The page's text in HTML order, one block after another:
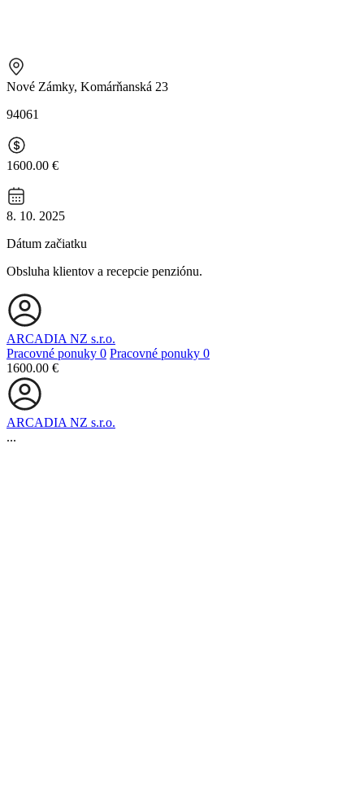
Nové Zámky, Komárňanská 23
94061
1600.00 €
8. 10. 2025
Dátum začiatku
Obsluha klientov a recepcie penziónu.
ARCADIA NZ s.r.o.
Pracovné ponuky 0 Pracovné ponuky 0
1600.00 €
ARCADIA NZ s.r.o.
...